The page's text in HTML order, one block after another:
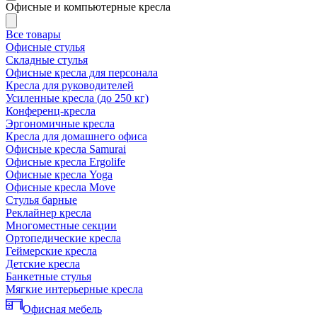
Офисные и компьютерные кресла
Все товары
Офисные стулья
Складные стулья
Офисные кресла для персонала
Кресла для руководителей
Усиленные кресла (до 250 кг)
Конференц-кресла
Эргономичные кресла
Кресла для домашнего офиса
Офисные кресла Samurai
Офисные кресла Ergolife
Офисные кресла Yoga
Офисные кресла Move
Стулья барные
Реклайнер кресла
Многоместные секции
Ортопедические кресла
Геймерские кресла
Детские кресла
Банкетные стулья
Мягкие интерьерные кресла
Офисная мебель